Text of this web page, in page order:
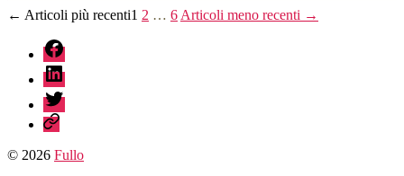
Paginazione
degli
articoli
← Articoli più recenti1 2 … 6 Articoli meno recenti →
fb
linkedin
twitter
sessionize
© 2026 Fullo